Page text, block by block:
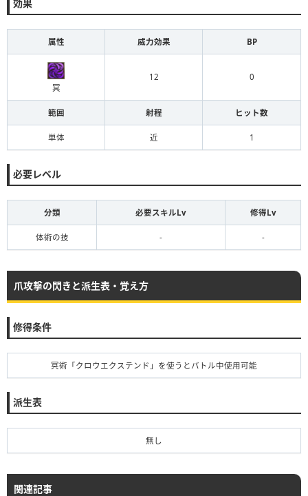
効果
属性 威力効果 BP
冥
12 0
範囲 射程 ヒット数
単体 近 1
必要レベル
分類 必要スキルLv 修得Lv
体術の技 - -
爪攻撃の閃きと派生表・覚え方
修得条件
冥術「クロウエクステンド」を使うとバトル中使用可能
派生表
無し
関連記事